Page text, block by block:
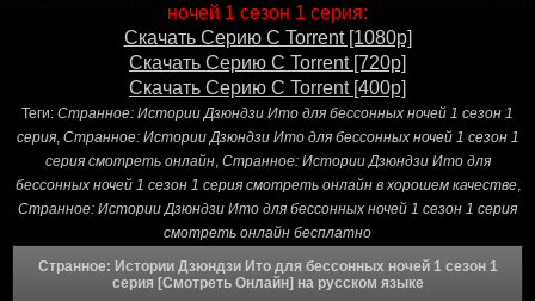
ночей 1 сезон 1 серия:
Скачать Серию С Torrent [1080p]
Скачать Серию С Torrent [720p]
Скачать Серию С Torrent [400p]
Теги: Странное: Истории Дзюндзи Ито для бессонных ночей 1 сезон 1
серия, Странное: Истории Дзюндзи Ито для бессонных ночей 1 сезон 1
серия смотреть онлайн, Странное: Истории Дзюндзи Ито для
бессонных ночей 1 сезон 1 серия смотреть онлайн в хорошем качестве,
Странное: Истории Дзюндзи Ито для бессонных ночей 1 сезон 1 серия
смотреть онлайн бесплатно
Странное: Истории Дзюндзи Ито для бессонных ночей 1 сезон 1
серия [Смотреть Онлайн] на русском языке